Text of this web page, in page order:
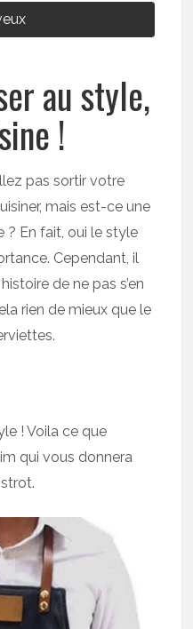
au style,
!
pas sortir votre
mais est-ce une
? En fait, oui le style
Cependant, il
de ne pas s’en
rien de mieux que le
! Voila ce que
qui vous donnera